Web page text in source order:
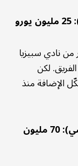
من نادي سبيزيا
لكن
الإضافة منذ
الكرواتي ميخايلو مودريك (تشلسي): 70 مليون